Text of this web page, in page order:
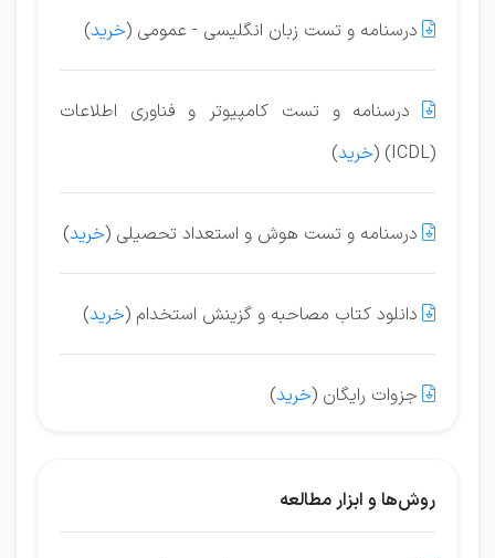
 درسنامه و تست زبان انگلیسی - عمومی (خرید)

درسنامه و تست کامپیوتر و فناوری اطلاعات
(ICDL) (
خرید)
 درسنامه و تست هوش و استعداد تحصیلی (خرید)
 دانلود کتاب مصاحبه و گزینش استخدام (خرید)
 جزوات رایگان (خرید)
روش‌ها و ابزار مطالعه